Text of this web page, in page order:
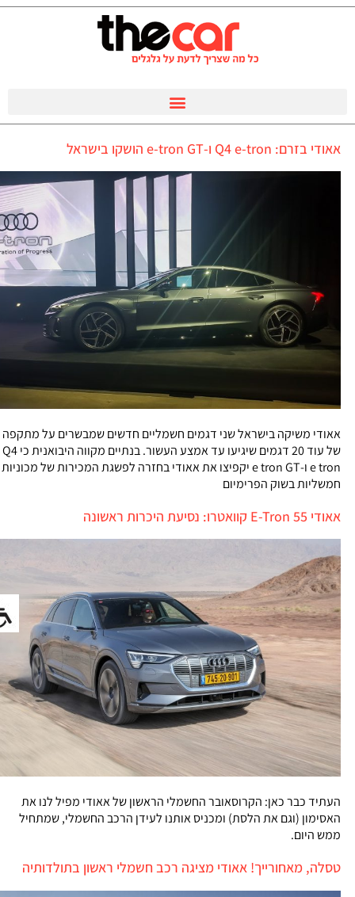
אאודי בזרם: Q4 e-tron ו-e-tron GT הושקו בישראל
אאודי משיקה בישראל שני דגמים חשמליים חדשים שמבשרים על מתקפה
של עוד 20 דגמים שיגיעו עד אמצע העשור. בנתיים מקווה היבואנית כי Q4
e tron ו-e tron GT יקפיצו את אאודי בחזרה לפשגת המכירות של מכוניות
חמשליות בשוק הפרימיום
אאודי E-Tron 55 קוואטרו: נסיעת היכרות ראשונה
העתיד כבר כאן: הקרוסאובר החשמלי הראשון של אאודי מפיל לנו את
האסימון (וגם את הלסת) ומכניס אותנו לעידן הרכב החשמלי, שמתחיל
ממש היום.
טסלה, מאחורייך! אאודי מציגה רכב חשמלי ראשון בתולדותיה